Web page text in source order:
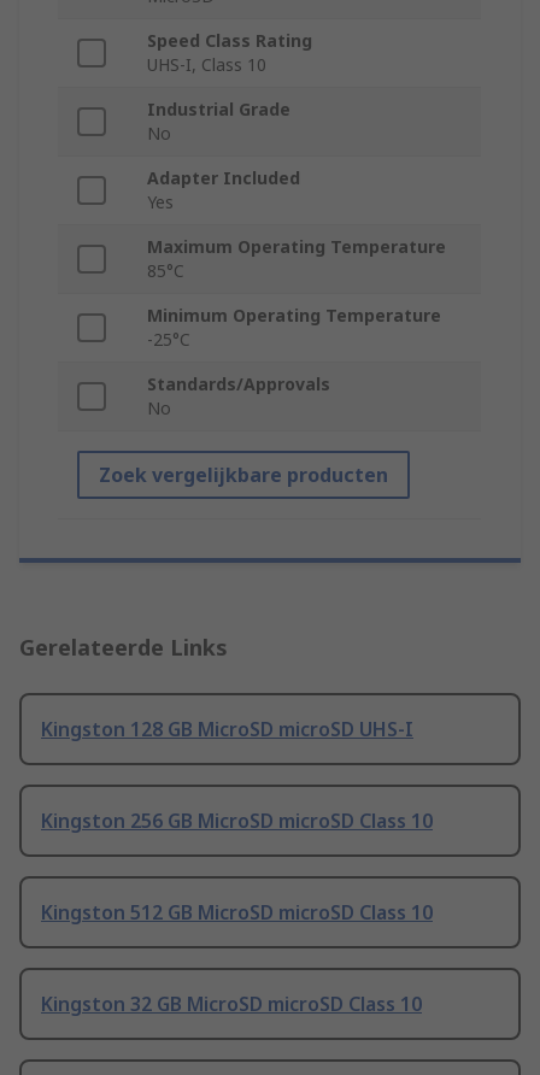
Speed Class Rating
UHS-I, Class 10
Industrial Grade
No
Adapter Included
Yes
Maximum Operating Temperature
85°C
Minimum Operating Temperature
-25°C
Standards/Approvals
No
Zoek vergelijkbare producten
Gerelateerde Links
Kingston 128 GB MicroSD microSD UHS-I
Kingston 256 GB MicroSD microSD Class 10
Kingston 512 GB MicroSD microSD Class 10
Kingston 32 GB MicroSD microSD Class 10